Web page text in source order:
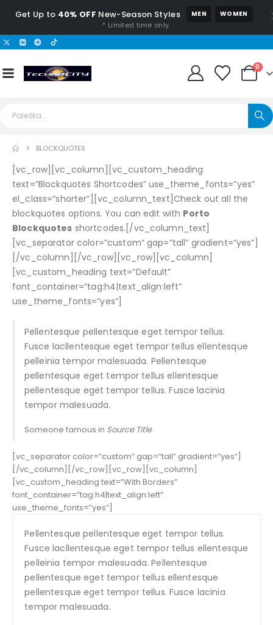
Get Up to 40% OFF New-Season Styles MEN WOMEN
* Limited time only.
0
BLOCKQUOTES
[vc_row][vc_column][vc_custom_heading
text=”Blockquotes Shortcodes” use_theme_fonts=”yes”
el_class=”shorter”][vc_column_text]Check out all the
blockquotes options. You can edit with Porto
Blockquotes shortcodes.[/vc_column_text]
[vc_separator color=”custom” gap=”tall” gradient=”yes”]
[/vc_column][/vc_row][vc_row][vc_column]
[vc_custom_heading text=”Default”
font_container=”tag:h4|text_align:left”
use_theme_fonts=”yes”]
Pellentesque pellentesque eget tempor tellus.
Fusce lacllentesque eget tempor tellus ellentesque
pelleinia tempor malesuada. Pellentesque
pellentesque eget tempor tellus ellentesque
pellentesque eget tempor tellus. Fusce lacinia
tempor malesuada.
Someone famous in Source Title
[vc_separator color=”custom” gap=”tall” gradient=”yes”]
[/vc_column][/vc_row][vc_row][vc_column]
[vc_custom_heading text=”With Borders”
font_container=”tag:h4|text_align:left”
use_theme_fonts=”yes”]
Pellentesque pellentesque eget tempor tellus.
Fusce lacllentesque eget tempor tellus ellentesque
pelleinia tempor malesuada. Pellentesque
pellentesque eget tempor tellus ellentesque
pellentesque eget tempor tellus. Fusce lacinia
tempor malesuada.